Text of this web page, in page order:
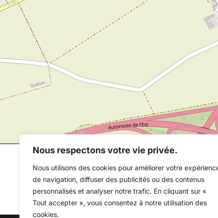
Nous respectons votre vie privée.
Nous utilisons des cookies pour améliorer votre
de navigation, diffuser des publicités ou des contenus
personnalisés et analyser notre trafic. En cliquant sur «
Tout accepter », vous consentez à notre utilisation des
cookies.